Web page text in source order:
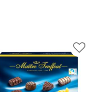
إضافة